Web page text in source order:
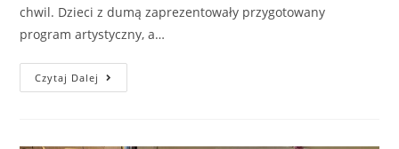
chwil. Dzieci z dumą zaprezentowały przygotowany
program artystyczny, a…
Czytaj Dalej